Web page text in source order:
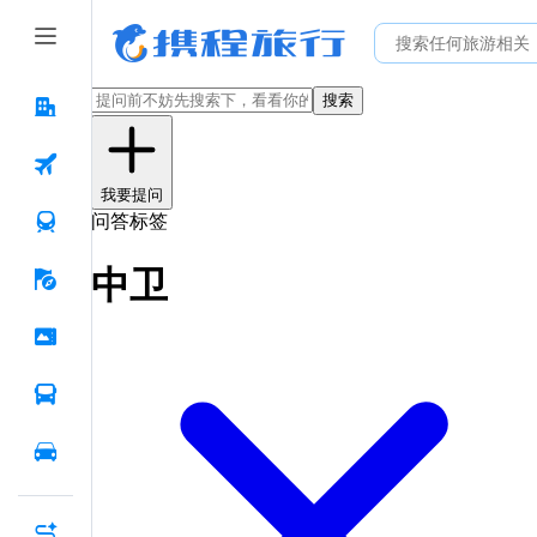
搜索
我要提问
问答标签
中卫